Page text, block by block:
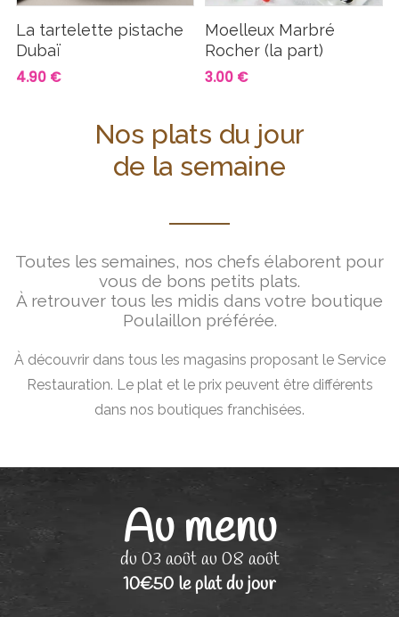
La tartelette pistache
Dubaï
4.90 €
Moelleux Marbré
Rocher (la part)
3.00 €
Nos plats du jour
de la semaine
Toutes les semaines, nos chefs élaborent pour
vous de bons petits plats.
À retrouver tous les midis dans votre boutique
Poulaillon préférée.
À découvrir dans tous les magasins proposant le Service
Restauration. Le plat et le prix peuvent être différents
dans nos boutiques franchisées.
Au menu
du 03 août au 08 août
10€50 le plat du jour